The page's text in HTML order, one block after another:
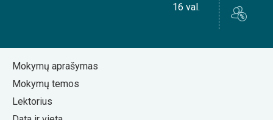
16 val.
Mokymų aprašymas
Mokymų temos
Lektorius